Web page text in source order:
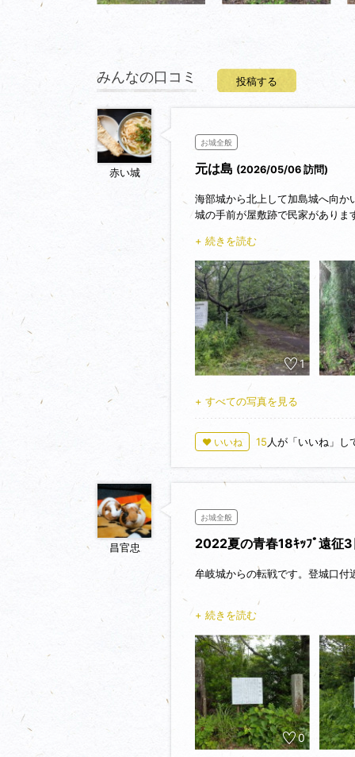
みんなの口コミ 投稿する
赤い城
お城全般
元は島 (2026/05/06 訪問)
海部城から北上して加島城へ向か
城の手前が屋敷跡で民家があり
県の天然記念物だそうです。
ここから舗装路を登っていくと
背後の藪に入ってみましたが遺
元は離島だったそうですが現在
でした😭
【見どころ】
・（晴れてたら）眺望
+ 続きを読む
1
+ すべての写真を見る
♥ いいね 15 人が「いいね」し
昌官忠
お城全般
2022夏の青春18ｷｯﾌﾟ遠征
牟岐城からの転戦です。登城口
元亀年間(1570年～1570年)の頃
1575年(天正3年)土佐の長宗我部
加島城の案内板は登城口付近に
明板がありました。
駐車場の平坦地が曲輪なんでし
攻城時間は１５分くらいでした。
+ 続きを読む
0